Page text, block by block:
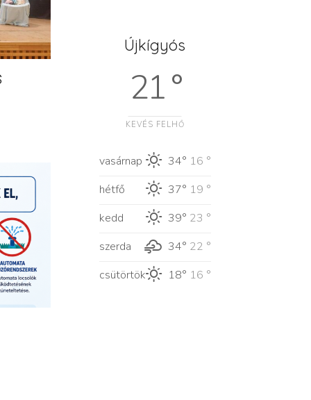
Újkígyós
21 °
KEVÉS FELHŐ
vasárnap 34° 16 °
hétfő
37° 19 °
kedd
39° 23 °
szerda
34° 22 °
csütörtök
18° 16 °